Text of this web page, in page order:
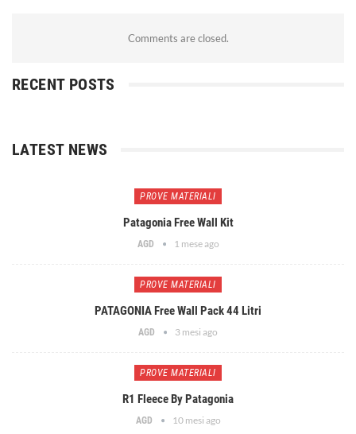
Comments are closed.
RECENT POSTS
LATEST NEWS
PROVE MATERIALI
Patagonia Free Wall Kit
AGD 1 mese ago
PROVE MATERIALI
PATAGONIA Free Wall Pack 44 Litri
AGD 3 mesi ago
PROVE MATERIALI
R1 Fleece By Patagonia
AGD 10 mesi ago